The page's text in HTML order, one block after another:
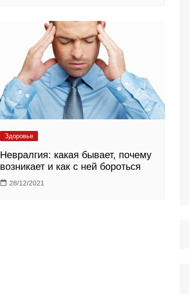
Здоровье
Невралгия: какая бывает, почему
возникает и как с ней бороться
28/12/2021